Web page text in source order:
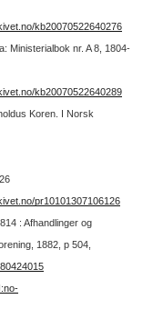
kb20070522640276
Ministerialbok nr. A 8, 1804-
kb20070522640289
Koren. I Norsk
pr10101307106126
: Afhandlinger og
1882, p 504,